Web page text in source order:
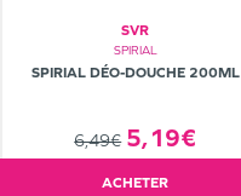
SVR
SPIRIAL
SPIRIAL DÉO-DOUCHE 200ML
6,49€ 5,19€
ACHETER